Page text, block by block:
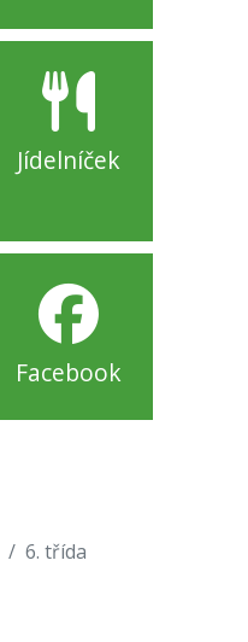
Jídelníček
Facebook
6. třída